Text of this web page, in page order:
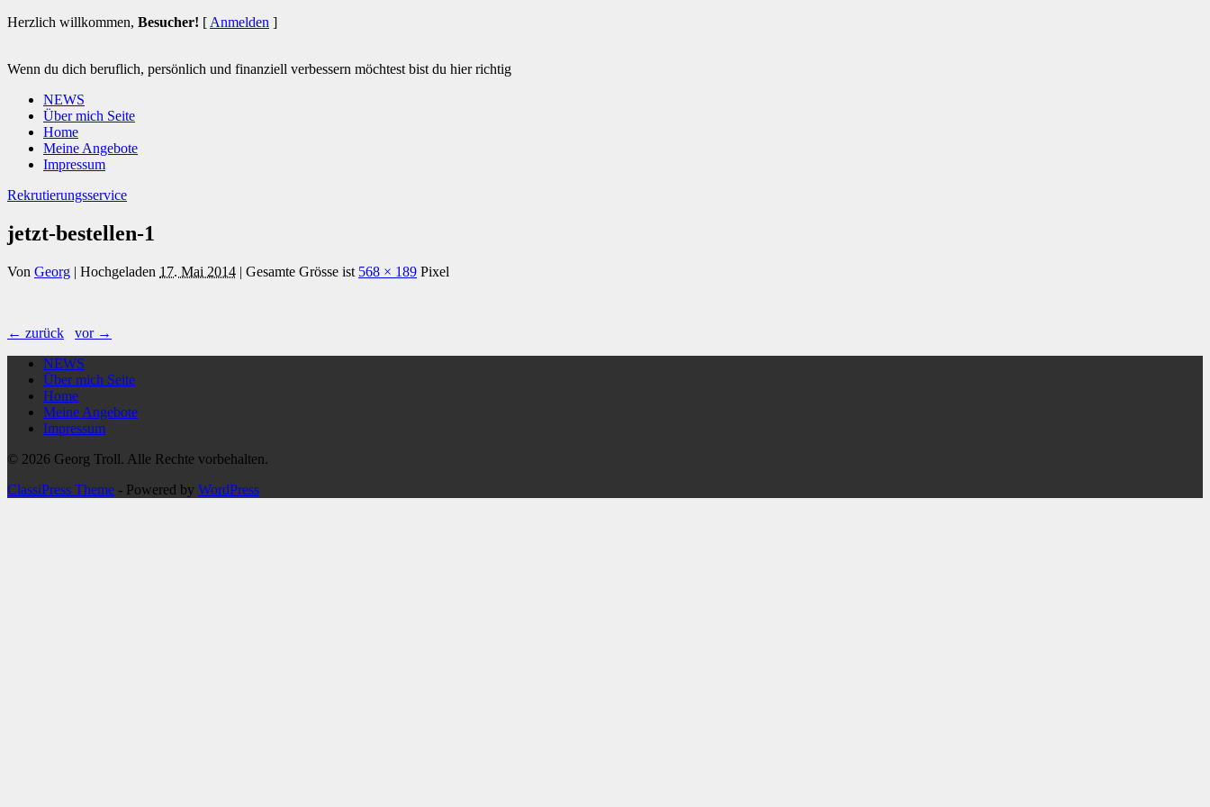
Herzlich willkommen, Besucher! [ Anmelden ]
Wenn du dich beruflich, persönlich und finanziell verbessern möchtest bist du hier richtig
NEWS
Über mich Seite
Home
Meine Angebote
Impressum
Rekrutierungsservice
jetzt-bestellen-1
Von Georg | Hochgeladen 17. Mai 2014 | Gesamte Grösse ist 568 × 189 Pixel
← zurück
vor →
NEWS
Über mich Seite
Home
Meine Angebote
Impressum
© 2026 Georg Troll. Alle Rechte vorbehalten.
ClassiPress Theme - Powered by WordPress